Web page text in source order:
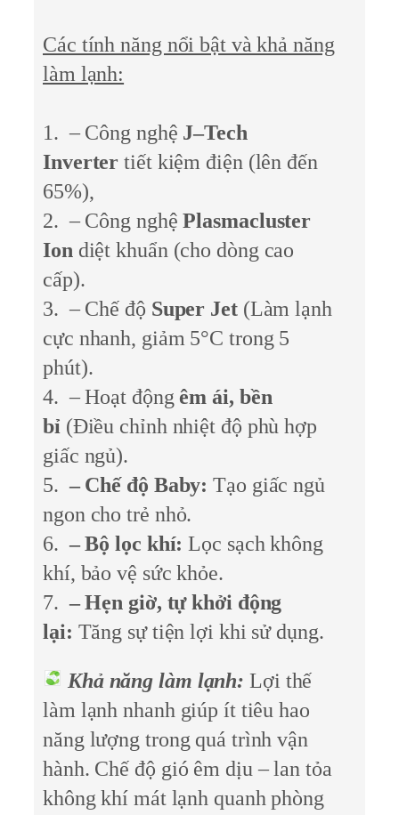
Các tính năng nổi bật và khả năng
làm lạnh:
1. – Công nghệ J–Tech
Inverter tiết kiệm điện (lên đến
65%),
2. – Công nghệ Plasmacluster
Ion diệt khuẩn (cho dòng cao
cấp).
3. – Chế độ Super Jet (Làm lạnh
cực nhanh, giảm 5°C trong 5
phút).
4. – Hoạt động êm ái, bền
bỉ (Điều chỉnh nhiệt độ phù hợp
giấc ngủ).
5. – Chế độ Baby: Tạo giấc ngủ
ngon cho trẻ nhỏ.
6. – Bộ lọc khí: Lọc sạch không
khí, bảo vệ sức khỏe.
7. – Hẹn giờ, tự khởi động
lại: Tăng sự tiện lợi khi sử dụng.
Khả năng làm lạnh: Lợi thế
làm lạnh nhanh giúp ít tiêu hao
năng lượng trong quá trình vận
hành. Chế độ gió êm dịu – lan tỏa
không khí mát lạnh quanh phòng